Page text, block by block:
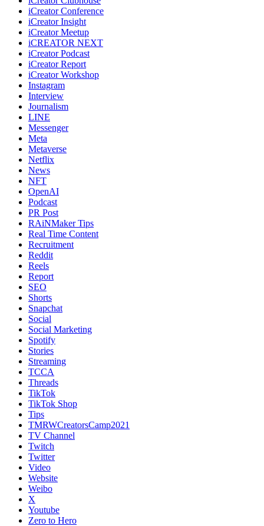
iCreator Conference
iCreator Insight
iCreator Meetup
iCREATOR NEXT
iCreator Podcast
iCreator Report
iCreator Workshop
Instagram
Interview
Journalism
LINE
Messenger
Meta
Metaverse
Netflix
News
NFT
OpenAI
Podcast
PR Post
RAiNMaker Tips
Real Time Content
Recruitment
Reddit
Reels
Report
SEO
Shorts
Snapchat
Social
Social Marketing
Spotify
Stories
Streaming
TCCA
Threads
TikTok
TikTok Shop
Tips
TMRWCreatorsCamp2021
TV Channel
Twitch
Twitter
Video
Website
Weibo
X
Youtube
Zero to Hero